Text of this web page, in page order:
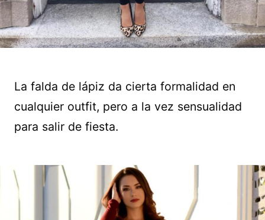
La falda de lápiz da cierta formalidad en
cualquier outfit, pero a la vez sensualidad
para salir de fiesta.